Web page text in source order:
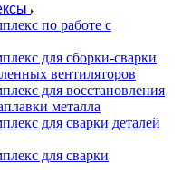
по работе с
для сборки-сварки
вентиляторов
для восстановления
металла
для сварки деталей
для сварки